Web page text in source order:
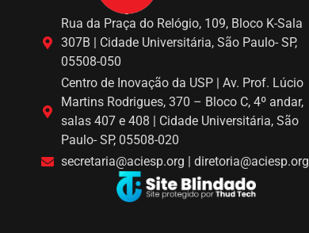
Rua da Praça do Relógio, 109, Bloco K-Sala
307B | Cidade Universitária, São Paulo- SP,
05508-050
Centro de Inovação da USP | Av. Prof. Lúcio
Martins Rodrigues, 370 – Bloco C, 4º andar,
salas 407 e 408 | Cidade Universitária, São
Paulo- SP, 05508-020
secretaria@aciesp.org | diretoria@aciesp.org